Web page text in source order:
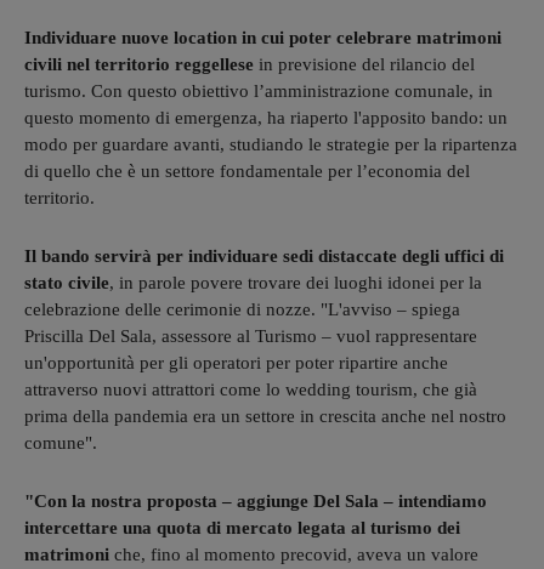
Individuare nuove location in cui poter celebrare matrimoni
civili nel territorio reggellese in previsione del rilancio del
turismo. Con questo obiettivo l’amministrazione comunale, in
questo momento di emergenza, ha riaperto l'apposito bando: un
modo per guardare avanti, studiando le strategie per la ripartenza
di quello che è un settore fondamentale per l’economia del
territorio.
Il bando servirà per individuare sedi distaccate degli uffici di
stato civile, in parole povere trovare dei luoghi idonei per la
celebrazione delle cerimonie di nozze. "L'avviso – spiega
Priscilla Del Sala, assessore al Turismo – vuol rappresentare
un'opportunità per gli operatori per poter ripartire anche
attraverso nuovi attrattori come lo wedding tourism, che già
prima della pandemia era un settore in crescita anche nel nostro
comune".
"Con la nostra proposta – aggiunge Del Sala – intendiamo
intercettare una quota di mercato legata al turismo dei
matrimoni che, fino al momento precovid, aveva un valore